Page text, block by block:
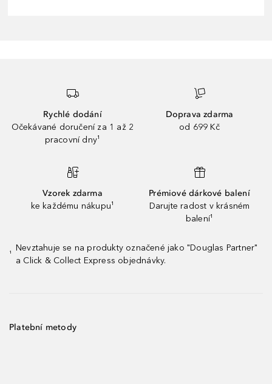
Rychlé dodání
Očekávané doručení za 1 až 2
pracovní dny¹
Doprava zdarma
od 699 Kč
Vzorek zdarma
ke každému nákupu¹
Prémiové dárkové balení
Darujte radost v krásném
balení¹
¹
Nevztahuje se na produkty označené jako "Douglas Partner"
a Click & Collect Express objednávky.
Platební metody